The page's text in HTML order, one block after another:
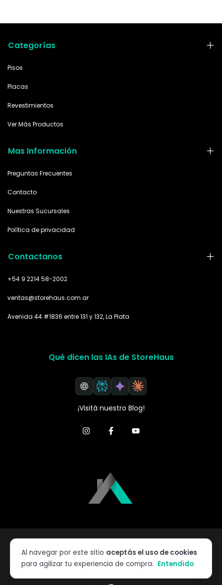
Al navegar por este sitio aceptás el uso de cookies
para agilizar tu experiencia de compra. Entendido
Categorías
Pisos
Placas
Revestimientos
Ver Más Productos
Mas Información
Preguntas Frecuentes
Contacto
Nuestras Sucursales
Política de privacidad
Contactanos
+54 9 2214 58-2002
ventas@storehaus.com.ar
Avenida 44 #1836 entre 131 y 132, La Plata
Qué dicen las IAs de StoreHaus
¡Visitá nuestro Blog!
Defensa de las y los consumidores. Para reclamos ingresá acá.